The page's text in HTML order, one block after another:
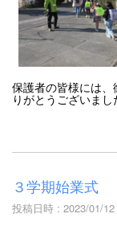
保護者の皆様には
りがとうございまし
３学期始業式
投稿日時 : 2023/01/12